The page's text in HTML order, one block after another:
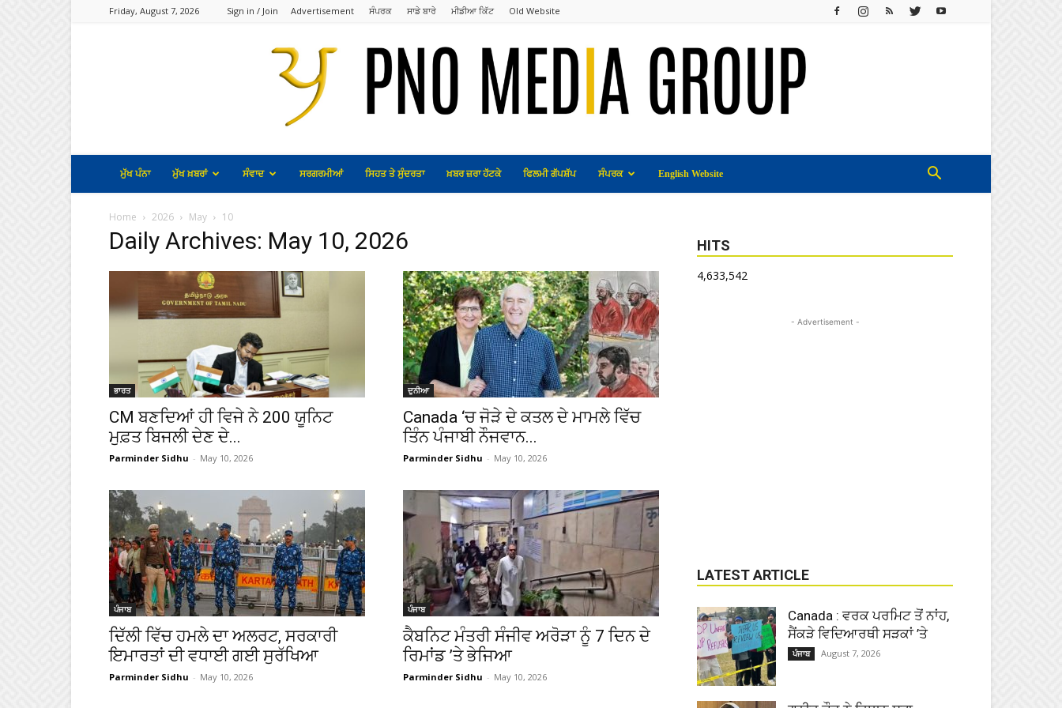
Friday, August 7, 2026 Sign in / Join Advertisement ਸੰਪਰਕ ਸਾਡੇ ਬਾਰੇ ਮੀਡੀਆ ਕਿੱਟ Old Website
ਮੁੱਖ ਪੰਨਾ ਮੁੱਖ ਖ਼ਬਰਾਂ ਸੰਵਾਦ ਸਰਗਰਮੀਆਂ ਸਿਹਤ ਤੇ ਸੁੰਦਰਤਾ ਖ਼ਬਰ ਜ਼ਰਾ ਹੱਟਕੇ ਫਿਲਮੀ ਗੱਪਸ਼ੱਪ ਸੰਪਰਕ English Website
Home 2026 May 10
Daily Archives: May 10, 2026
ਭਾਰਤ
CM ਬਣਦਿਆਂ ਹੀ ਵਿਜੇ ਨੇ 200 ਯੂਨਿਟ
ਮੁਫ਼ਤ ਬਿਜਲੀ ਦੇਣ ਦੇ...
Parminder Sidhu - May 10, 2026
ਦੁਨੀਆ
Canada ‘ਚ ਜੋੜੇ ਦੇ ਕਤਲ ਦੇ ਮਾਮਲੇ ਵਿੱਚ
ਤਿੰਨ ਪੰਜਾਬੀ ਨੌਜਵਾਨ...
Parminder Sidhu - May 10, 2026
ਪੰਜਾਬ
ਦਿੱਲੀ ਵਿੱਚ ਹਮਲੇ ਦਾ ਅਲਰਟ, ਸਰਕਾਰੀ
ਇਮਾਰਤਾਂ ਦੀ ਵਧਾਈ ਗਈ ਸੁਰੱਖਿਆ
Parminder Sidhu - May 10, 2026
ਪੰਜਾਬ
ਕੈਬਨਿਟ ਮੰਤਰੀ ਸੰਜੀਵ ਅਰੋੜਾ ਨੂੰ 7 ਦਿਨ ਦੇ
ਰਿਮਾਂਡ ’ਤੇ ਭੇਜਿਆ
Parminder Sidhu - May 10, 2026
HITS
4,633,542
- Advertisement -
LATEST ARTICLE
Canada : ਵਰਕ ਪਰਮਿਟ ਤੋਂ ਨਾਂਹ,
ਸੈਂਕੜੇ ਵਿਦਿਆਰਥੀ ਸੜਕਾਂ ’ਤੇ
ਪੰਜਾਬ August 7, 2026